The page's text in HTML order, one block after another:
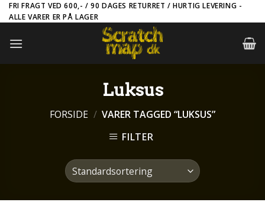
Skip
to
content
FRI FRAGT VED 600,- / 90 DAGES RETURRET / HURTIG LEVERING -
ALLE VARER ER PÅ LAGER
Luksus
FORSIDE / VARER TAGGED “LUKSUS”
FILTER